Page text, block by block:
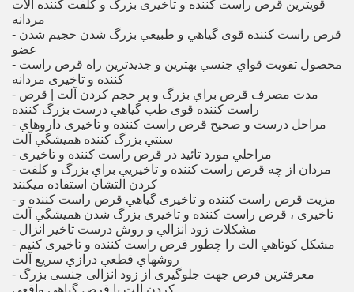
قويترين قرص راست کننده و تاخیری بزرگ و كلفت كننده الات
مردانه
- قرص راست کننده قوی گياهي و طبيعي بزرگ شدن حجيم شدن
عضو
- محصول تقويت قواي جنسي بهترين و جديدترين راه قرص راست
کننده و تاخیری مردانه
- مدت مصرف قرص براي بزرگ و پر حجم كردن آلت | قرص
راست کننده قوی طب گياهي درست بزرگ كننده
- مراحل درست و صحيح قرص راست کننده و تاخیری داروهاي
سنتي بزرگ كننده هميشگي آلت
- مراحلي مورد تائيد در قرص راست کننده و تاخیری
- مردان از چه قرص راست کننده و تاخیریي براي بزرگ و كلفت
كردن التشان استفاده ميكنند
- مزيت قرص راست کننده و تاخیری گياهي قرص راست کننده و
تاخیری ، قرص راست کننده و تاخیری بزرگ شدن هميشگي آلت
- مشكلات زود انزالي و روش درست تاخير انزال
- مشكل كوتاهي الت را چطور قرص راست کننده و تاخیری كنيم
روشهاي قطعي درازي سريع آلت
- معرفترین قرص جهت جلوگیری از زود انزالی جنسی بزرگ
كردن الت با قرص گیاهی واقعی